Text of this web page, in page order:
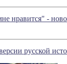
нравится" -
русской